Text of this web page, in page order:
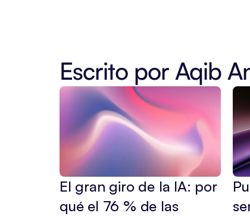
Escrito por Aqib
El gran giro de la IA: por
qué el 76 % de las